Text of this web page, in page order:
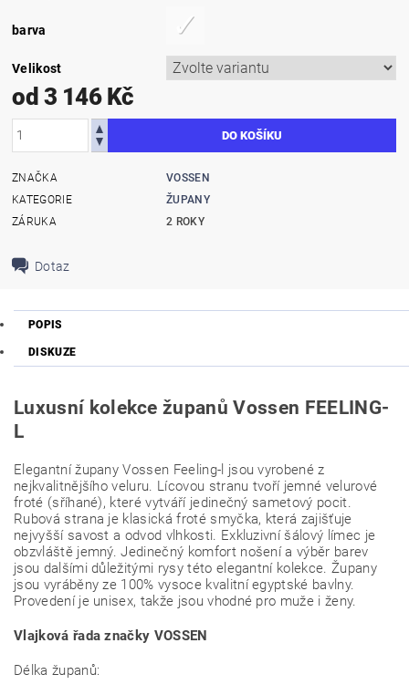
barva
Velikost
od 3 146 Kč
ZNAČKA
VOSSEN
KATEGORIE
ŽUPANY
ZÁRUKA
2 ROKY
Dotaz
POPIS
DISKUZE
Luxusní kolekce županů Vossen FEELING-
L
Elegantní župany Vossen Feeling-l jsou vyrobené z
nejkvalitnějšího veluru. Lícovou stranu tvoří jemné velurové
froté (sříhané), které vytváří jedinečný sametový pocit.
Rubová strana je klasická froté smyčka, která zajišťuje
nejvyšší savost a odvod vlhkosti. Exkluzivní šálový límec je
obzvláště jemný. Jedinečný komfort nošení a výběr barev
jsou dalšími důležitými rysy této elegantní kolekce. Župany
jsou vyráběny ze 100% vysoce kvalitní egyptské bavlny.
Provedení je unisex, takže jsou vhodné pro muže i ženy.
Vlajková řada značky VOSSEN
Délka županů: